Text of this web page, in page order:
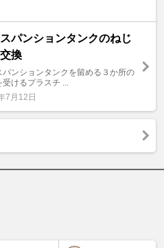
パンションタンクのねじ
換
パンションタンクを留める３か所の
受けるプラスチ ...
7月12日